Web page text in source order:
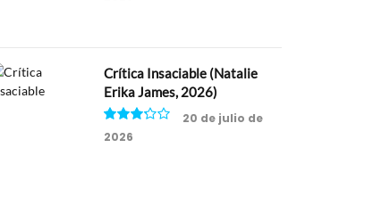
Crítica Insaciable (Natalie
Erika James, 2026)
6.5
20 de julio de
2026